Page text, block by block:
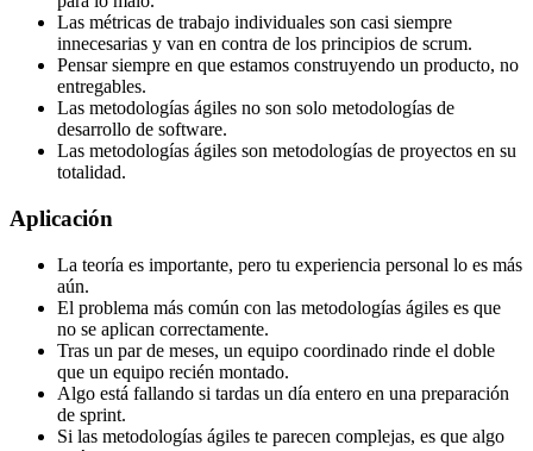
Las métricas de trabajo individuales son casi siempre
innecesarias y van en contra de los principios de scrum.
Pensar siempre en que estamos construyendo un producto, no
entregables.
Las metodologías ágiles no son solo metodologías de
desarrollo de software.
Las metodologías ágiles son metodologías de proyectos en su
totalidad.
Aplicación
La teoría es importante, pero tu experiencia personal lo es más
aún.
El problema más común con las metodologías ágiles es que
no se aplican correctamente.
Tras un par de meses, un equipo coordinado rinde el doble
que un equipo recién montado.
Algo está fallando si tardas un día entero en una preparación
de sprint.
Si las metodologías ágiles te parecen complejas, es que algo